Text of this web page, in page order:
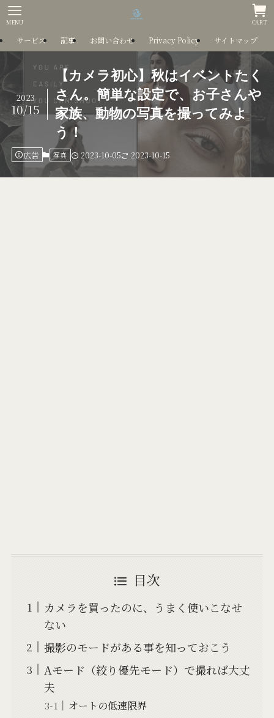
CART
MENU
サービス 記事 お問い合わせ Privacy Policy サイトマップ
【カメラ初心】秋はイベントたく
さん。簡単な設定で、お子さんや
家族、動物の写真を撮ってみよ
う！
2023
10/15
広告 写真 2023-10-05 2023-10-15
目次
カメラを買ったのに、うまく使いこなせ
ない
撮影のモードがある事を知っておこう
Aモード（絞り優先モード）で撮れば大丈
夫
オートの低速限界